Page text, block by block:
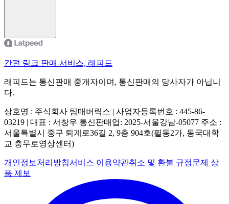
간편 링크 판매 서비스, 래피드
래피드는 통신판매 중개자이며, 통신판매의 당사자가 아닙니
다.
상호명 : 주식회사 팀매버릭스 | 사업자등록번호 : 445-86-
03219 | 대표 : 서창우 통신판매업: 2025-서울강남-05077 주소 :
서울특별시 중구 퇴계로36길 2, 9층 904호(필동2가, 동국대학
교 충무로영상센터)
개인정보처리방침서비스 이용약관취소 및 환불 규정문제 상
품 제보